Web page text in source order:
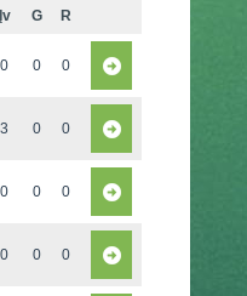
Įv G R
0 0 0
3 0 0
0 0 0
0 0 0